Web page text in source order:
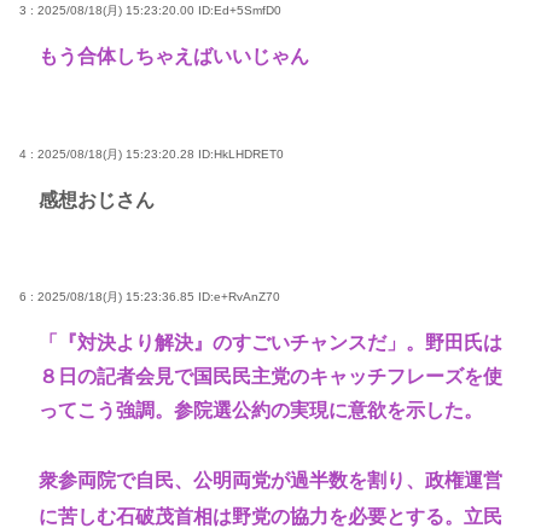
3 : 2025/08/18(月) 15:23:20.00 ID:Ed+5SmfD0
もう合体しちゃえばいいじゃん
4 : 2025/08/18(月) 15:23:20.28 ID:HkLHDRET0
感想おじさん
6 : 2025/08/18(月) 15:23:36.85 ID:e+RvAnZ70
「『対決より解決』のすごいチャンスだ」。野田氏は
８日の記者会見で国民民主党のキャッチフレーズを使
ってこう強調。参院選公約の実現に意欲を示した。
衆参両院で自民、公明両党が過半数を割り、政権運営
に苦しむ石破茂首相は野党の協力を必要とする。立民